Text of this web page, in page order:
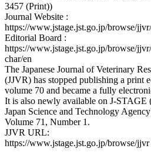
3457 (Print))
Journal Website :
https://www.jstage.jst.go.jp/browse/
Editorial Board :
https://www.jstage.jst.go.jp/browse/
char/en
The Japanese Journal of Veterinary
(JJVR) has stopped publishing a print
volume 70 and became a fully
It is also newly available on J-STAGE
Japan Science and Technology
Volume 71, Number 1.
JJVR URL:
https://www.jstage.jst.go.jp/browse/jjvr